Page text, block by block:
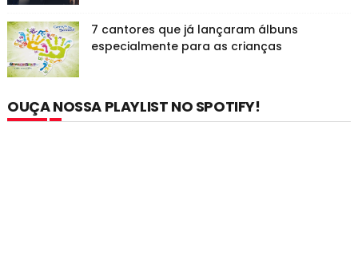
7 cantores que já lançaram álbuns
especialmente para as crianças
OUÇA NOSSA PLAYLIST NO SPOTIFY!